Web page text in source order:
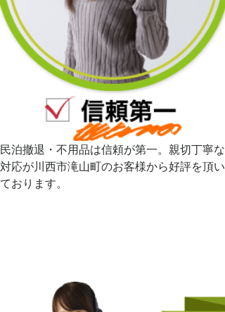
民泊撤退・不用品は信頼が第一。親切丁寧な
対応が川西市滝山町のお客様から好評を頂い
ております。